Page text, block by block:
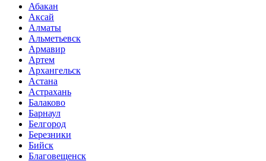
Абакан
Аксай
Алматы
Альметьевск
Армавир
Артем
Архангельск
Астана
Астрахань
Балаково
Барнаул
Белгород
Березники
Бийск
Благовещенск